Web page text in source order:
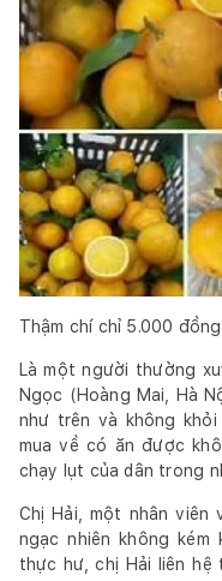
Thậm chí chỉ 5.000
Là một người thường
Ngọc (Hoàng Mai, Hà
như trên và không
mua về có ăn được
chạy lụt của dân trong
Chị Hải, một nhân
ngạc nhiên không
thực hư, chị Hải liên